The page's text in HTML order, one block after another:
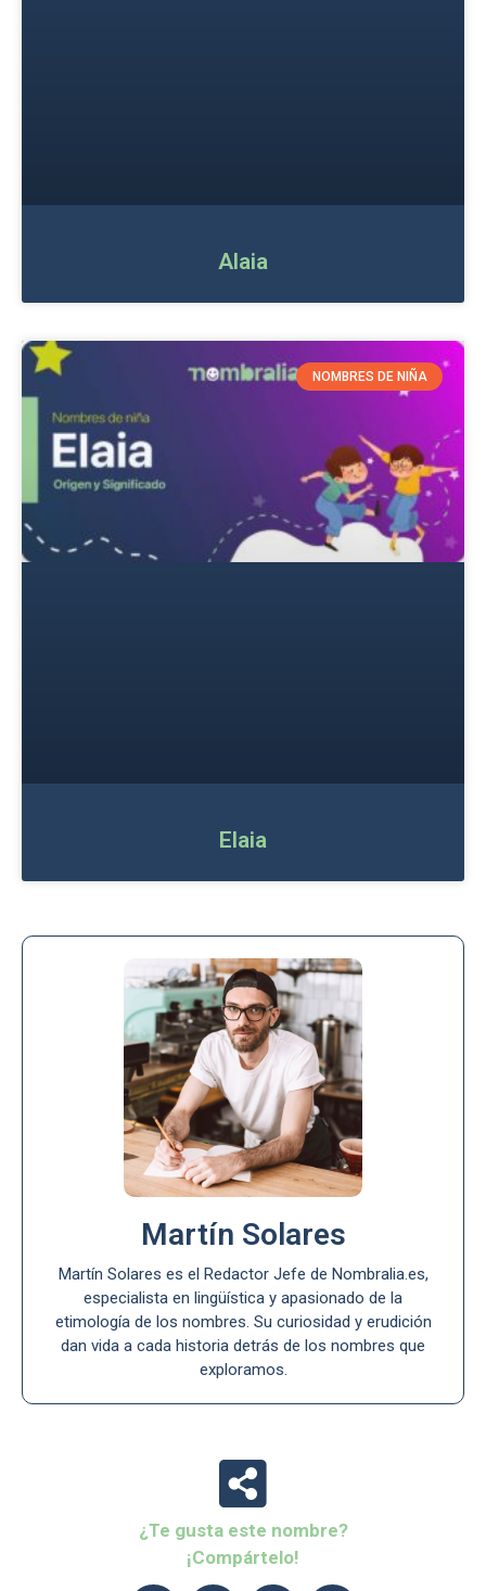
Alaia
NOMBRES DE NIÑA
Elaia
Martín Solares
Martín Solares es el Redactor Jefe de Nombralia.es,
especialista en lingüística y apasionado de la
etimología de los nombres. Su curiosidad y erudición
dan vida a cada historia detrás de los nombres que
exploramos.
¿Te gusta este nombre?
¡Compártelo!